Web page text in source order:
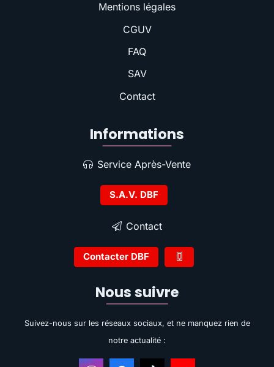
Mentions légales
CGUV
FAQ
SAV
Contact
Informations
Service Après-Vente
S.A.V. DBF
Contact
Contacter DBF
Nous suivre
Suivez-nous sur les réseaux sociaux, et ne manquez rien de
notre actualité :